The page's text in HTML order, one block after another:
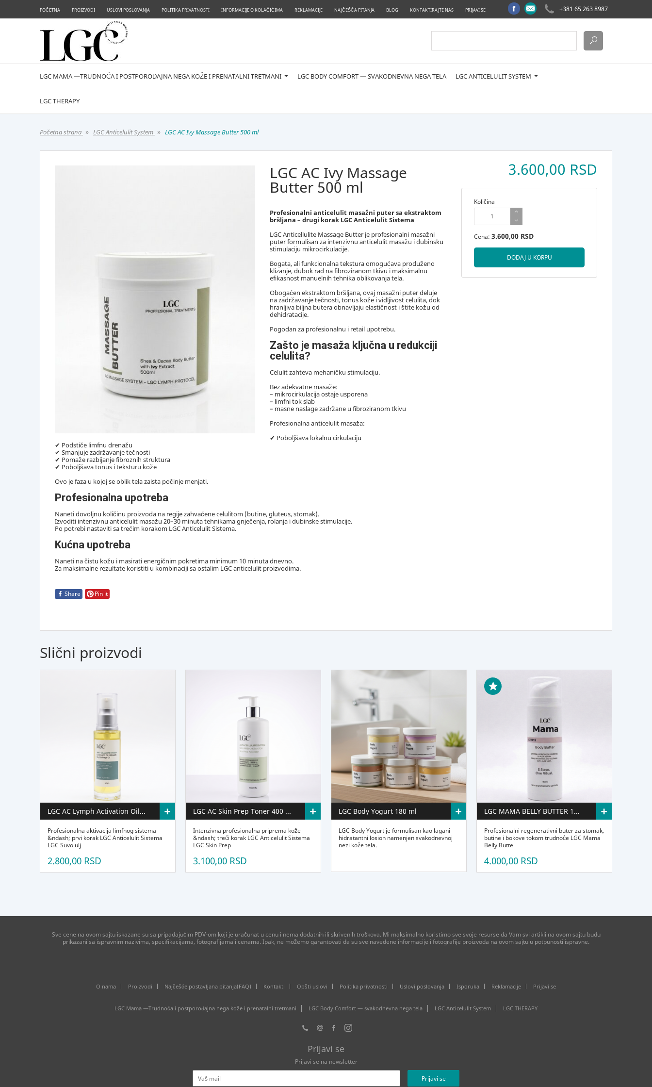
POČETNA PROIZVODI USLOVI POSLOVANJA POLITIKA PRIVATNOSTI INFORMACIJE O KOLAČIĆIMA REKLAMACIJE NAJČEŠĆA PITANJA BLOG KONTAKTIRAJTE NAS PRIJAVI SE +381 65 263 8987
LGC MAMA —TRUDNOĆA I POSTPOROĐAJNA NEGA KOŽE I PRENATALNI TRETMANI LGC BODY COMFORT — SVAKODNEVNA NEGA TELA LGC ANTICELULIT SYSTEM
LGC THERAPY
Početna strana » LGC Anticelulit System » LGC AC Ivy Massage Butter 500 ml
LGC AC Ivy Massage
Butter 500 ml
Profesionalni anticelulit masažni puter sa ekstraktom
bršljana – drugi korak LGC Anticelulit Sistema
LGC Anticellulite Massage Butter je profesionalni masažni
puter formulisan za intenzivnu anticelulit masažu i dubinsku
stimulaciju mikrocirkulacije.
Bogata, ali funkcionalna tekstura omogućava produženo
klizanje, dubok rad na fibroziranom tkivu i maksimalnu
efikasnost manuelnih tehnika oblikovanja tela.
Obogaćen ekstraktom bršljana, ovaj masažni puter deluje
na zadržavanje tečnosti, tonus kože i vidljivost celulita, dok
hranljiva biljna butera obnavljaju elastičnost i štite kožu od
dehidratacije.
Pogodan za profesionalnu i retail upotrebu.
Zašto je masaža ključna u redukciji
celulita?
Celulit zahteva mehaničku stimulaciju.
Bez adekvatne masaže:
– mikrocirkulacija ostaje usporena
– limfni tok slab
– masne naslage zadržane u fibroziranom tkivu
Profesionalna anticelulit masaža:
✔ Poboljšava lokalnu cirkulaciju
✔ Podstiče limfnu drenažu
✔ Smanjuje zadržavanje tečnosti
✔ Pomaže razbijanje fibroznih struktura
✔ Poboljšava tonus i teksturu kože
Ovo je faza u kojoj se oblik tela zaista počinje menjati.
Profesionalna upotreba
Naneti dovoljnu količinu proizvoda na regije zahvaćene celulitom (butine, gluteus, stomak).
Izvoditi intenzivnu anticelulit masažu 20–30 minuta tehnikama gnječenja, rolanja i dubinske stimulacije.
Po potrebi nastaviti sa trećim korakom LGC Anticelulit Sistema.
Kućna upotreba
Naneti na čistu kožu i masirati energičnim pokretima minimum 10 minuta dnevno.
Za maksimalne rezultate koristiti u kombinaciji sa ostalim LGC anticelulit proizvodima.
Share Pin it
3.600,00 RSD
Količina
Cena: 3.600,00 RSD
Slični proizvodi
LGC AC Lymph Activation Oil 50 ml +
Profesionalna aktivacija limfnog sistema
&ndash; prvi korak LGC Anticelulit Sistema
LGC Suvo ulj
2.800,00 RSD
LGC AC Skin Prep Toner 400 ml +
Intenzivna profesionalna priprema kože
&ndash; treći korak LGC Anticelulit Sistema
LGC Skin Prep
3.100,00 RSD
LGC Body Yogurt 180 ml +
LGC Body Yogurt je formulisan kao lagani
hidratantni losion namenjen svakodnevnoj
nezi kože tela.
LGC MAMA BELLY BUTTER 150ml +
Profesionalni regenerativni buter za stomak,
butine i bokove tokom trudnoće LGC Mama
Belly Butte
4.000,00 RSD
Sve cene na ovom sajtu iskazane su sa pripadajućim PDV-om koji je uračunat u cenu i nema dodatnih ili skrivenih troškova. Mi maksimalno koristimo sve svoje resurse da Vam svi artikli na ovom sajtu budu
prikazani sa ispravnim nazivima, specifikacijama, fotografijama i cenama. Ipak, ne možemo garantovati da su sve navedene informacije i fotografije proizvoda na ovom sajtu u potpunosti ispravne.
O nama Proizvodi Najčešće postavljana pitanja(FAQ) Kontakti Opšti uslovi Politika privatnosti Uslovi poslovanja Isporuka Reklamacije Prijavi se
LGC Mama —Trudnoća i postporođajna nega kože i prenatalni tretmani LGC Body Comfort — svakodnevna nega tela LGC Anticelulit System LGC THERAPY
Prijavi se
Prijavi se na newsletter
Prijavi se